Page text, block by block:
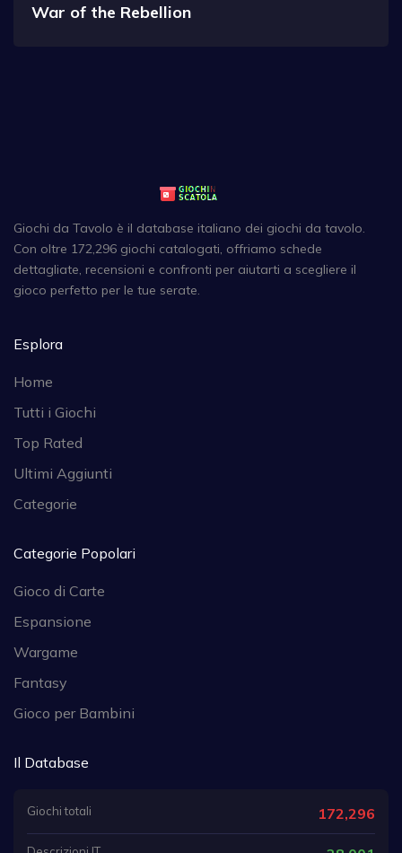
War of the Rebellion
Giochi da Tavolo è il database italiano dei giochi da tavolo.
Con oltre 172,296 giochi catalogati, offriamo schede
dettagliate, recensioni e confronti per aiutarti a scegliere il
gioco perfetto per le tue serate.
Esplora
Home
Tutti i Giochi
Top Rated
Ultimi Aggiunti
Categorie
Categorie Popolari
Gioco di Carte
Espansione
Wargame
Fantasy
Gioco per Bambini
Il Database
Giochi totali 172,296